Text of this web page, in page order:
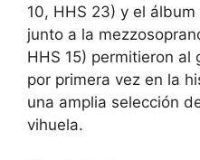
10, HHS 23) y el
junto a la
HHS 15) permitieron al
por primera vez en la
una amplia selección
vihuela.